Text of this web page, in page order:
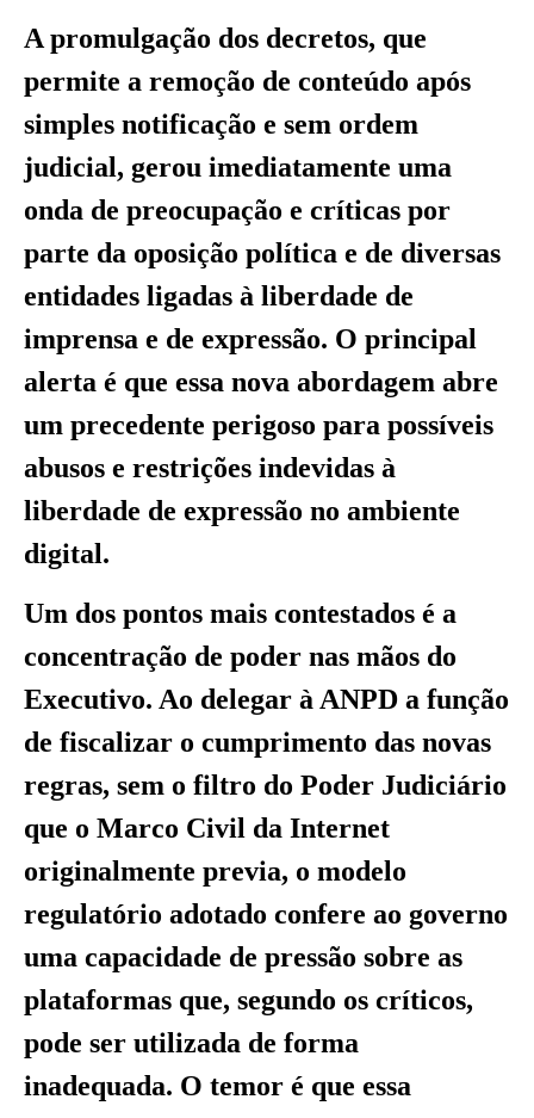
A promulgação dos decretos, que
permite a remoção de conteúdo após
simples notificação e sem ordem
judicial, gerou imediatamente uma
onda de preocupação e críticas por
parte da oposição política e de diversas
entidades ligadas à liberdade de
imprensa e de expressão. O principal
alerta é que essa nova abordagem abre
um precedente perigoso para possíveis
abusos e restrições indevidas à
liberdade de expressão no ambiente
digital.
Um dos pontos mais contestados é a
concentração de poder nas mãos do
Executivo. Ao delegar à ANPD a função
de fiscalizar o cumprimento das novas
regras, sem o filtro do Poder Judiciário
que o Marco Civil da Internet
originalmente previa, o modelo
regulatório adotado confere ao governo
uma capacidade de pressão sobre as
plataformas que, segundo os críticos,
pode ser utilizada de forma
inadequada. O temor é que essa